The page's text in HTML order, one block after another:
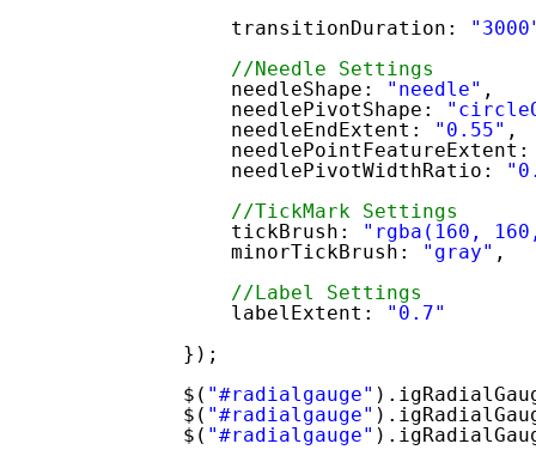
transitionDuration:
//Needle Settings
needleShape:
"needle" ,
needlePivotShape:
needleEndExtent:
"0.55" ,
needlePointFeatureExtent:
needlePivotWidthRatio:
//TickMark Settings
tickBrush:
"rgba(160,
minorTickBrush:
"gray" ,
//Label Settings
labelExtent:
"0.7"
});
$( "#radialgauge"
$( "#radialgauge"
$( "#radialgauge"